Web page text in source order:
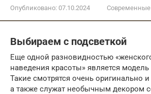
Опубликовано: 07.10.2024 Современные
Выбираем с подсветкой
Еще одной разновидностью
наведения красоты» является
Такие смотрятся очень оригинально
а также служат необычным декором